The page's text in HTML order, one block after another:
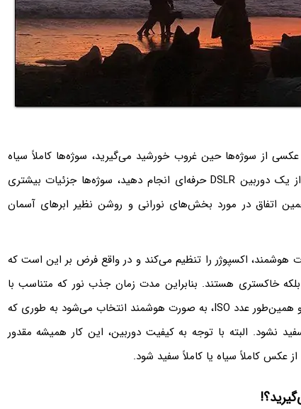
عکسی از سوژه‌ها حین غروب خورشید می‌گیرید، سوژه‌ها کاملاً سیاه
می‌شوند! اما اگر همین کار را با استفاده از یک دوربین DSLR حرفه‌ای انجام دهید، سوژه‌ها جزئیات بیشتری
اتفاق در مورد بخش‌های نورانی و روشن نظیر ابرهای آسمان
هوشمند، اکسپوژر را تنظیم می‌کند و در واقع فرض بر این است که
بلکه خاکستری هستند. بنابراین مدت زمان جذب نور که متناسب با
قطر دریچه‌ی دیافراگم و سرعت شاتر است و همین‌طور عدد ISO، به صورت هوشمند انتخاب می‌شود به طوری که
نشود. البته با توجه به کیفیت دوربین، این کار همیشه مقدور
کاملاً سیاه یا کاملاً سفید شود.